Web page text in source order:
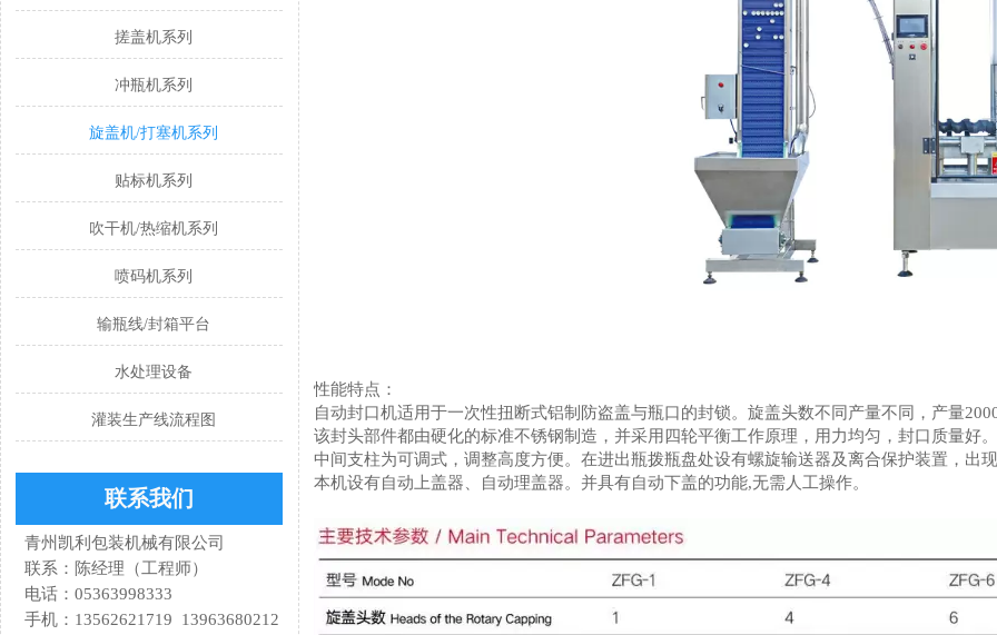
搓盖机系列
冲瓶机系列
旋盖机/打塞机系列
贴标机系列
吹干机/热缩机系列
喷码机系列
输瓶线/封箱平台
水处理设备
灌装生产线流程图
联系我们
青州凯利包装机械有限公司
联系：陈经理（工程师）
电话：05363998333
手机：13562621719 13963680212
性能特点：
自动封口机适用于一次性扭断式铝制防盗盖与瓶口的封锁。旋盖头数不同产量不同，产量
该封头部件都由硬化的标准不锈钢制造，并采用四轮平衡工作原理，用力均匀，封口质量好
中间支柱为可调式，调整高度方便。在进出瓶拨瓶盘处设有螺旋输送器及离合保护装置，出
本机设有自动上盖器、自动理盖器。并具有自动下盖的功能,无需人工操作。